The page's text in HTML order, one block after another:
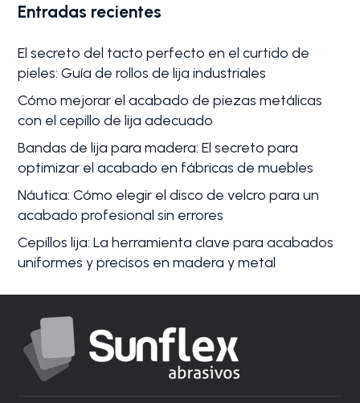
Entradas recientes
El secreto del tacto perfecto en el curtido de
pieles: Guía de rollos de lija industriales
Cómo mejorar el acabado de piezas metálicas
con el cepillo de lija adecuado
Bandas de lija para madera: El secreto para
optimizar el acabado en fábricas de muebles
Náutica: Cómo elegir el disco de velcro para un
acabado profesional sin errores
Cepillos lija: La herramienta clave para acabados
uniformes y precisos en madera y metal